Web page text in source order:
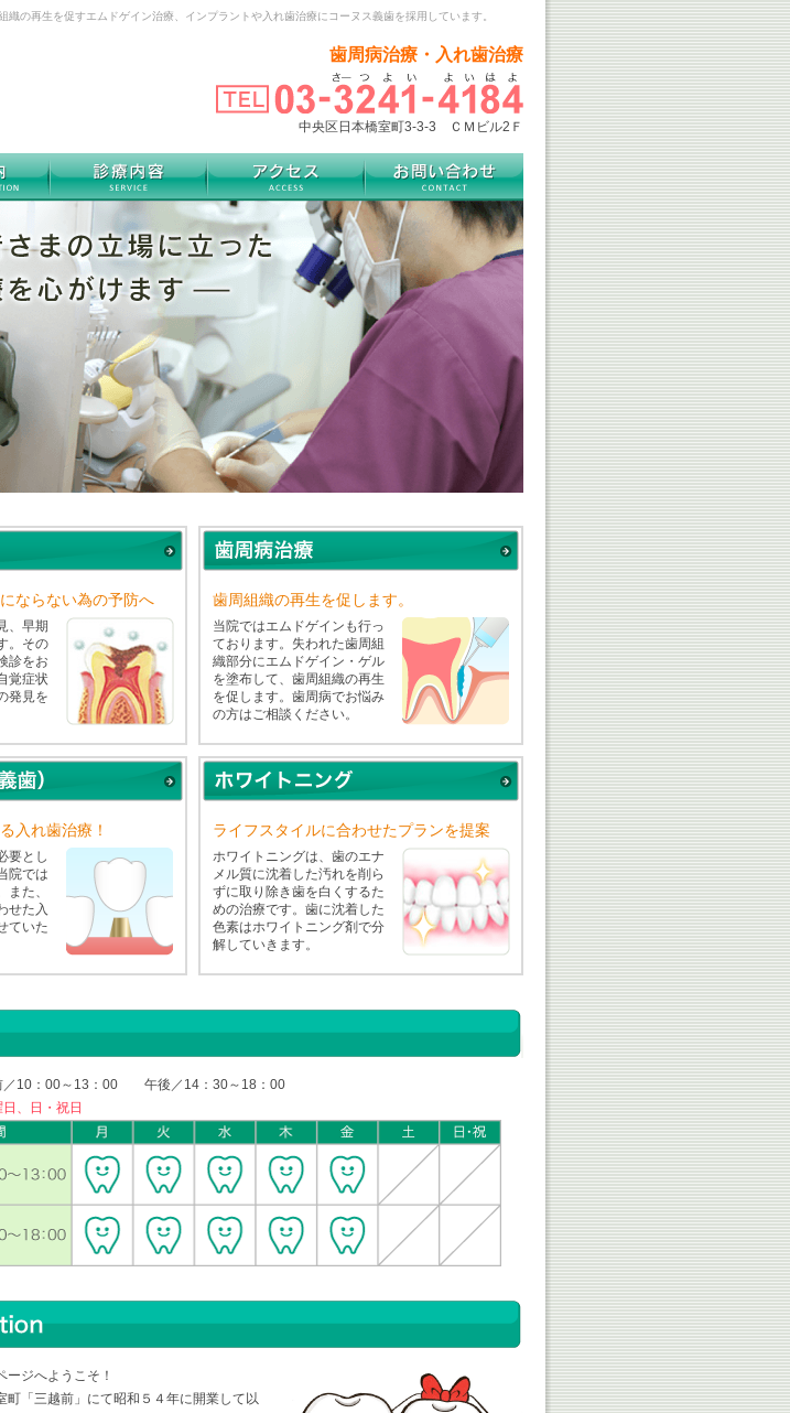
の再生を促すエムドゲイン治療、インプラントや入れ歯治療にコーヌス義歯を採用しています。
歯周病治療・入れ歯治療
中央区日本橋室町3-3-3 ＣＭビル2Ｆ
ならない為の予防へ
、早期
。その
診をお
覚症状
発見を
歯周組織の再生を促します。
当院ではエムドゲインも行っ
ております。失われた歯周組
織部分にエムドゲイン・ゲル
を塗布して、歯周組織の再生
を促します。歯周病でお悩み
の方はご相談ください。
入れ歯治療！
要とし
院では
た、
せた入
ていた
ライフスタイルに合わせたプランを提案
ホワイトニングは、歯のエナ
メル質に沈着した汚れを削ら
ずに取り除き歯を白くするた
めの治療です。歯に沈着した
色素はホワイトニング剤で分
解していきます。
10：00～13：00 午後／14：30～18：00
、日・祝日
ジへようこそ！
町「三越前」にて昭和５４年に開業して以